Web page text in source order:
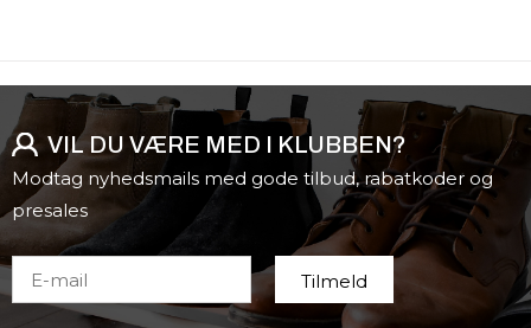
VIL DU VÆRE MED I KLUBBEN?
Modtag nyhedsmails med gode tilbud, rabatkoder og
presales